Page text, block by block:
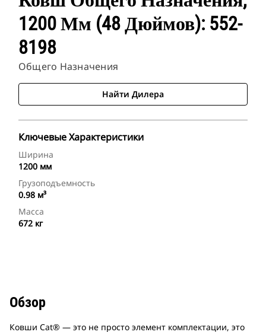
1200 Мм (48 Дюймов): 552-
8198
Общего Назначения
Найти Дилера
Ключевые Характеристики
Ширина
1200 мм
Грузоподъемность
0.98 м³
Масса
672 кг
Обзор
Ковши Cat® — это не просто элемент комплектации, это